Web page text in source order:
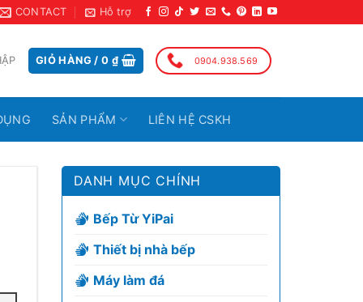
CONTACT Hỗ trợ
GIỎ HÀNG /0 ₫ 0904.938.569
SẢN PHẨM LIÊN HỆ CSKH
DANH MỤC CHÍNH
Bếp Từ YiPai
Thiết bị nhà bếp
Máy làm đá